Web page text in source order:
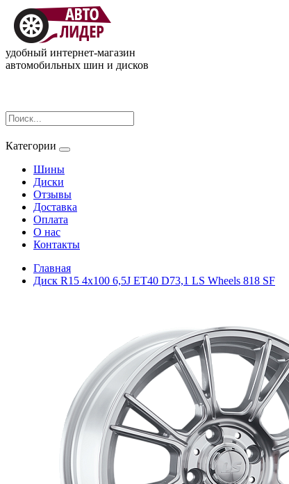
удобный интернет-магазин
автомобильных шин и дисков
Категории
Шины
Диски
Отзывы
Доставка
Оплата
О нас
Контакты
Главная
Диск R15 4x100 6,5J ET40 D73,1 LS Wheels 818 SF